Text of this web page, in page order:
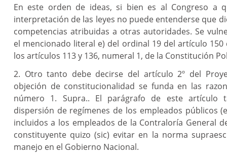
En este orden de ideas, si bien es al Congreso a
interpretación de las leyes no puede entenderse que
competencias atribuidas a otras autoridades. Se
el mencionado literal e) del ordinal 19 del artículo 150
los artículos 113 y 136, numeral 1, de la Constitución
2. Otro tanto debe decirse del artículo 2º del
objeción de constitucionalidad se funda en las
número 1. Supra.. El parágrafo de este artículo
dispersión de regímenes de los empleados públicos
incluidos a los empleados de la Contraloría General
constituyente quizo (sic) evitar en la norma
manejo en el Gobierno Nacional.